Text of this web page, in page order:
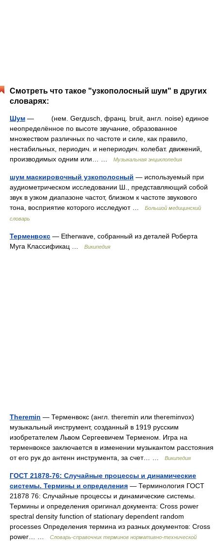
Смотреть что такое "узкополосный шум" в других
словарях:
Шум — (нем. Gerдusch, франц. bruit, англ. noise) единое
неопределённое по высоте звучание, образованное
множеством различных по частоте и силе, как правило,
нестабильных, периодич. и непериодич. колебат. движений,
производимых одним или… …
Музыкальная энциклопедия
шум маскировочный узкополосный — используемый при
аудиометрическом исследовании Ш., представляющий собой
звук в узком диапазоне частот, близком к частоте звукового
тона, восприятие которого исследуют …
Большой медицинский
словарь
Терменвокс — Etherwave, собранный из деталей Роберта
Муга Классификац …
Википедия
Theremin — Терменвокс (англ. theremin или thereminvox)
музыкальный инструмент, созданный в 1919 русским
изобретателем Львом Сергеевичем Терменом. Игра на
терменвоксе заключается в изменении музыкантом расстояния
от его рук до антенн инструмента, за счет… …
Википедия
ГОСТ 21878-76: Случайные процессы и динамические
системы. Термины и определения — Терминология ГОСТ
21878 76: Случайные процессы и динамические системы.
Термины и определения оригинал документа: Cross power
spectral density function of stationary dependent random
processes Определения термина из разных документов: Cross
power… …
Словарь-справочник терминов нормативно-технической